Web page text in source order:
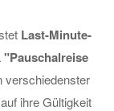
Last-Minute-
"Pauschalreise
verschiedenster
ihre Gültigkeit